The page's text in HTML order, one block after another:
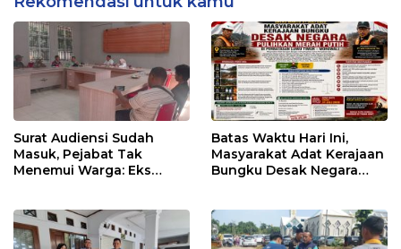
Surat Audiensi Sudah
Masuk, Pejabat Tak
Menemui Warga: Eks
Transmigrasi Luwu Timur
Batas Waktu Hari Ini,
Masyarakat Adat Kerajaan
Bungku Desak Negara